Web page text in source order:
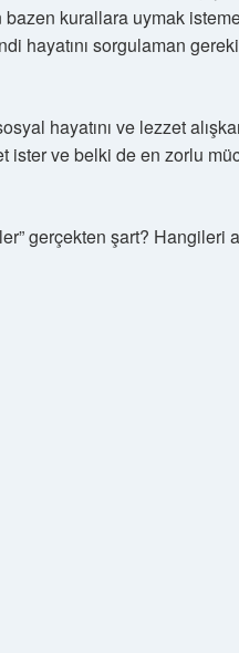
kurallara uymak
hayatını sorgulaman
hayatını ve lezzet
ister ve belki de en zorlu
gerçekten şart? Hangileri